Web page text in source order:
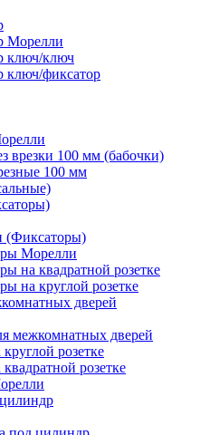
Морелли
ключ/ключ
ключ/фиксатор
врезки 100 мм (бабочки)
100 мм
(Фиксаторы)
Морелли
на квадратной розетке
на круглой розетке
дверей
межкомнатных дверей
розетке
розетке